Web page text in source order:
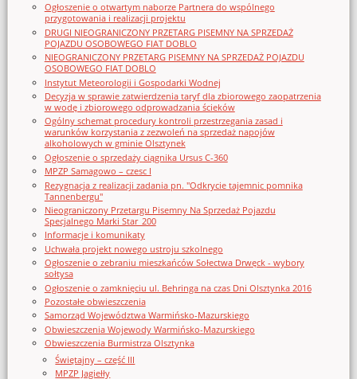
Ogłoszenie o otwartym naborze Partnera do wspólnego
przygotowania i realizacji projektu
DRUGI NIEOGRANICZONY PRZETARG PISEMNY NA SPRZEDAŻ
POJAZDU OSOBOWEGO FIAT DOBLO
NIEOGRANICZONY PRZETARG PISEMNY NA SPRZEDAŻ POJAZDU
OSOBOWEGO FIAT DOBLO
Instytut Meteorologii i Gospodarki Wodnej
Decyzja w sprawie zatwierdzenia taryf dla zbiorowego zaopatrzenia
w wodę i zbiorowego odprowadzania ścieków
Ogólny schemat procedury kontroli przestrzegania zasad i
warunków korzystania z zezwoleń na sprzedaż napojów
alkoholowych w gminie Olsztynek
Ogłoszenie o sprzedaży ciągnika Ursus C-360
MPZP Samagowo – czesc I
Rezygnacja z realizacji zadania pn. "Odkrycie tajemnic pomnika
Tannenbergu"
Nieograniczony Przetargu Pisemny Na Sprzedaż Pojazdu
Specjalnego Marki Star_200
Informacje i komunikaty
Uchwała projekt nowego ustroju szkolnego
Ogłoszenie o zebraniu mieszkańców Sołectwa Drwęck - wybory
sołtysa
Ogłoszenie o zamknięciu ul. Behringa na czas Dni Olsztynka 2016
Pozostałe obwieszczenia
Samorząd Województwa Warmińsko-Mazurskiego
Obwieszczenia Wojewody Warmińsko-Mazurskiego
Obwieszczenia Burmistrza Olsztynka
Świętajny – część III
MPZP Jagiełły